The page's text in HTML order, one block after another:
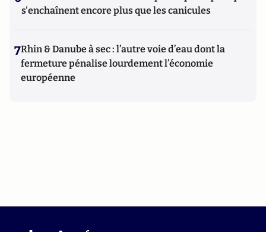
s'enchaînent encore plus que les canicules
7Rhin & Danube à sec : l’autre voie d’eau dont la
fermeture pénalise lourdement l’économie
européenne